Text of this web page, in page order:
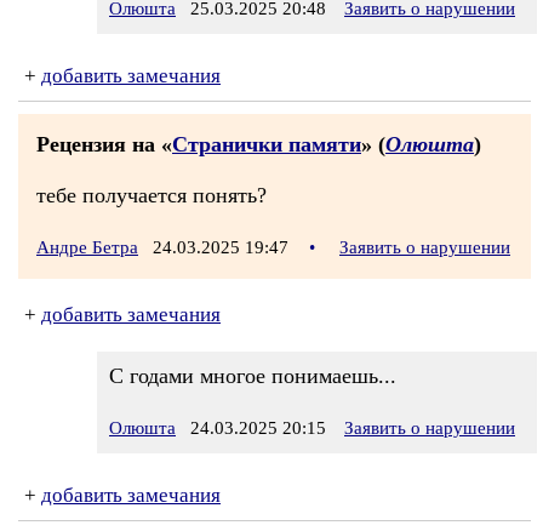
Олюшта 25.03.2025 20:48 Заявить о нарушении
+ добавить замечания
Рецензия на «Странички памяти» (Олюшта)
тебе получается понять?
Андре Бетра 24.03.2025 19:47 • Заявить о нарушении
+ добавить замечания
С годами многое понимаешь...
Олюшта 24.03.2025 20:15 Заявить о нарушении
+ добавить замечания